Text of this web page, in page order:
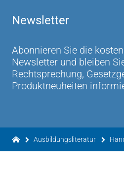
Das ganze Skript
www.juristischer-
... gerade für
Gesellschaftsrecht
...ist sehr
Fall eine
www.amazon.de
Newsletter
Abonnieren Sie die
Newsletter und bleiben
Rechtsprechung,
Produktneuheiten
Ausbildungsliteratur